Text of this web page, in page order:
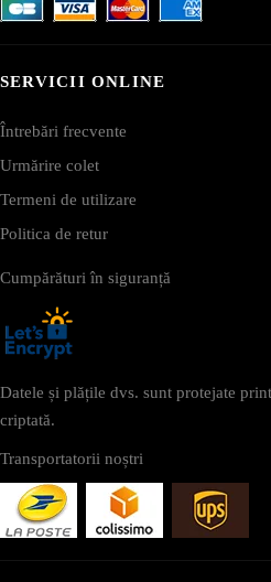
SERVICII ONLINE
Întrebări frecvente
Urmărire colet
Termeni de utilizare
Politica de retur
Cumpărături în siguranță
Datele și plățile dvs. sunt protejate
criptată.
Transportatorii noștri